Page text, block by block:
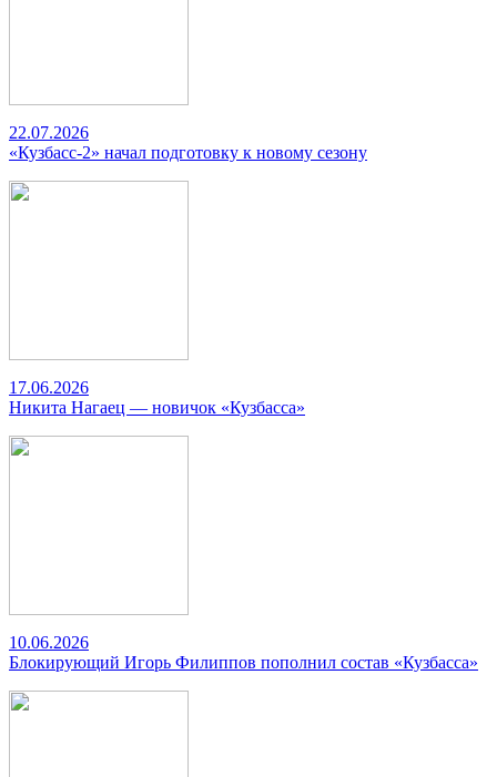
22.07.2026
«Кузбасс-2» начал подготовку к новому сезону
17.06.2026
Никита Нагаец — новичок «Кузбасса»
10.06.2026
Блокирующий Игорь Филиппов пополнил состав «Кузбасса»